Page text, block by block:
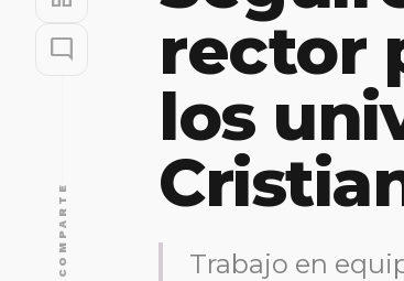
mode_comment
COMPARTE
rector
los
Trabajo en